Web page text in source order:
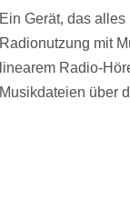
Ein Gerät, das
Radionutzung mit
linearem Radio-
Musikdateien über